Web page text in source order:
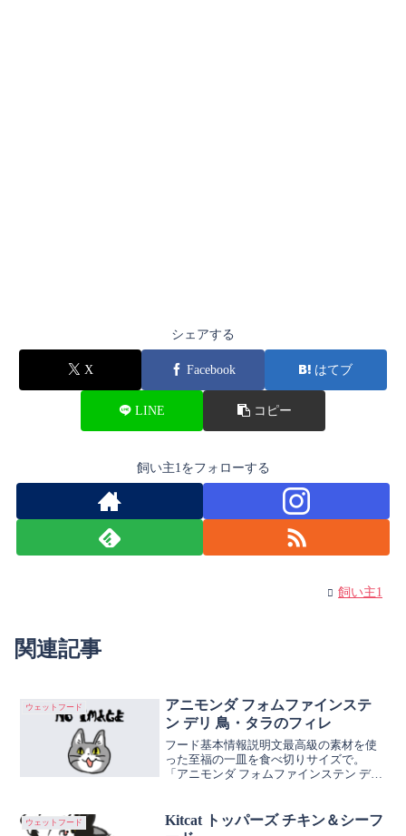
シェアする
X Facebook はてブ
LINE コピー
飼い主1をフォローする
飼い主1
関連記事
ウェットフード
アニモンダ フォムファインステ
ン デリ 鳥・タラのフィレ
フード基本情報説明文最高級の素材を使
った至福の一皿を食べ切りサイズで。
「アニモンダ フォムファインステン デリ
合わせた、癖になること間違いなしの成
猫用ウェッ...
ウェットフード
Kitcat トッパーズ チキン＆シーフ